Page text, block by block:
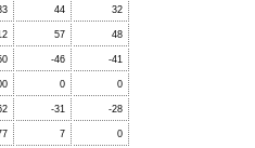
44 32
57 48
-46 -41
0 0
-31 -28
7 0